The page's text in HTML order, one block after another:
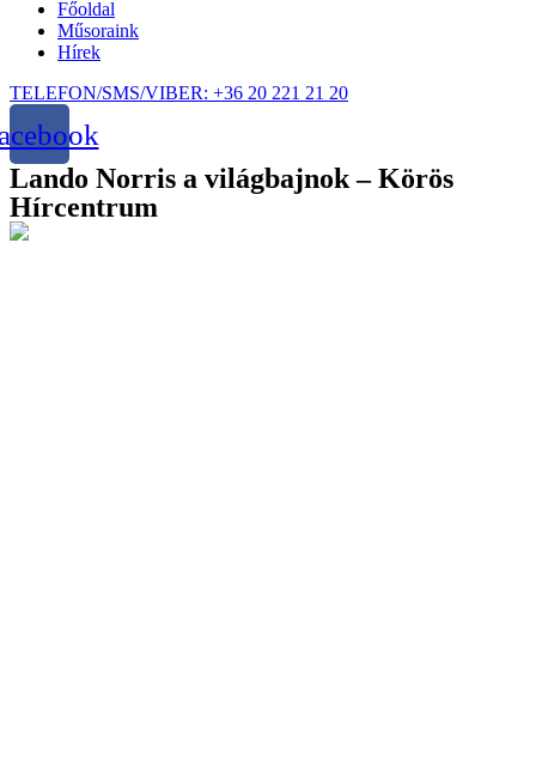
Főoldal
Műsoraink
Hírek
TELEFON/SMS/VIBER: +36 20 221 21 20
Lando Norris a világbajnok – Körös
Hírcentrum